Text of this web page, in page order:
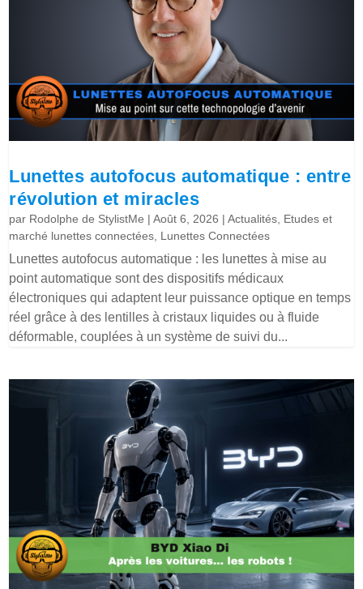
Lunettes autofocus automatique : entre
révolution et miracles
par Rodolphe de StylistMe |Août 6, 2026 |Actualités Etudes et
marché lunettes connectées Lunettes Connectées
Lunettes autofocus automatique : les lunettes à mise au
point automatique sont des dispositifs médicaux
électroniques qui adaptent leur puissance optique en temps
réel grâce à des lentilles à cristaux liquides ou à fluide
déformable, couplées à un système de suivi du...